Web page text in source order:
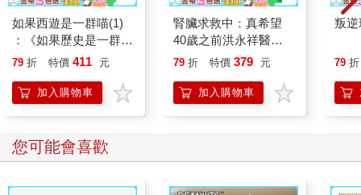
子在萃取過程中扮演的角色，以及礦物質離子所擁有的雙面特
性。而在書的中半部，則會更深入探討水。以水的物理化學特性
為基礎，更詳細地探索水如何改變味道；同時也會告訴大家，水
與溶於其中的礦物質有著極大的關聯性。畢竟若能先掌握水的基
礎知識，將有助於理解咖啡與水的相關研究及前期研究資料。至
於國內外水質分布圖、飲用水水質的基準與測定方法則另行整理
於附錄。此外，我也將除一般民眾外，從事咖啡行業的相關人士
性的對策。
啡，到尋找能讓咖啡風味最充分散發出來的水。從知名莊園栽培
如果西遊是一群喵(1)
：《如果歷史是一群
喵》作者最新力作，附
79 折 特價 411 元
加入購物車
腎臟求救中：真希望
40歲之前洪永祥醫師
就告訴我這些事
79 折 特價 379 元
加入購物車
叛逆
79 折
您可能會喜歡